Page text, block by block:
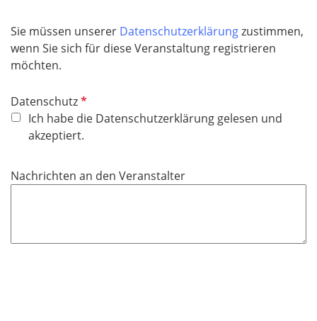
Sie müssen unserer Datenschutzerklärungzustimmen,
wenn Sie sich für diese Veranstaltung registrieren
möchten.
DatenschutzP
f
l
h
Ich habe die Datenschutzerklärung gelesen und
akzeptiert.
Nachrichten an den Veranstalter